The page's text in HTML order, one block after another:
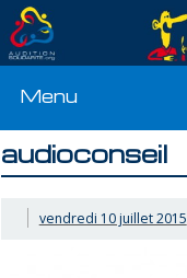
Menu
audioconseil
vendredi 10 juillet 2015